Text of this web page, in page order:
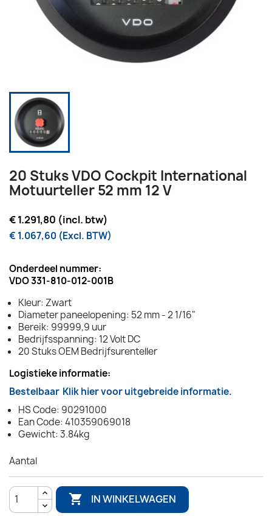
20 Stuks VDO Cockpit International
Motuurteller 52 mm 12 V
€ 1.291,80 (incl. btw)
€ 1.067,60 (Excl. BTW)
Onderdeel nummer:
VDO 331-810-012-001B
Kleur: Zwart
Diameter paneelopening: 52 mm - 2 1/16"
Bereik: 99999,9 uur
Bedrijfsspanning: 12 Volt DC
20 Stuks OEM Bedrijfsurenteller
Logistieke informatie:
Bestelbaar Klik hier voor uitgebreide informatie.
HS Code: 90291000
Ean Code: 410359069018
Gewicht: 3.84kg
Aantal
 IN WINKELWAGEN